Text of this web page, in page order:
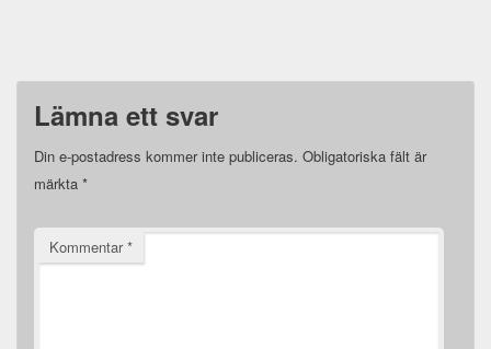
Lämna ett svar
Din e-postadress kommer inte publiceras. Obligatoriska fält är
märkta *
Kommentar*